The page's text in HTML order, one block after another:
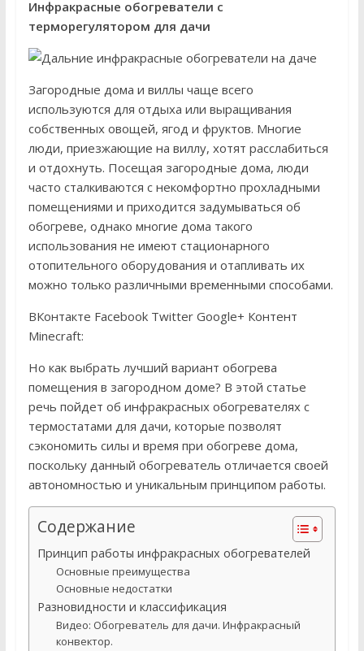
Инфракрасные обогреватели с
терморегулятором для дачи
Загородные дома и виллы чаще всего
используются для отдыха или выращивания
собственных овощей, ягод и фруктов. Многие
люди, приезжающие на виллу, хотят расслабиться
и отдохнуть. Посещая загородные дома, люди
часто сталкиваются с некомфортно прохладными
помещениями и приходится задумываться об
обогреве, однако многие дома такого
использования не имеют стационарного
отопительного оборудования и отапливать их
можно только различными временными способами.
ВКонтакте Facebook Twitter Google+ Контент
Minecraft:
Но как выбрать лучший вариант обогрева
помещения в загородном доме? В этой статье
речь пойдет об инфракрасных обогревателях с
термостатами для дачи, которые позволят
сэкономить силы и время при обогреве дома,
поскольку данный обогреватель отличается своей
автономностью и уникальным принципом работы.
Содержание
Принцип работы инфракрасных обогревателей
Основные преимущества
Основные недостатки
Разновидности и классификация
Видео: Обогреватель для дачи. Инфракрасный
конвектор.